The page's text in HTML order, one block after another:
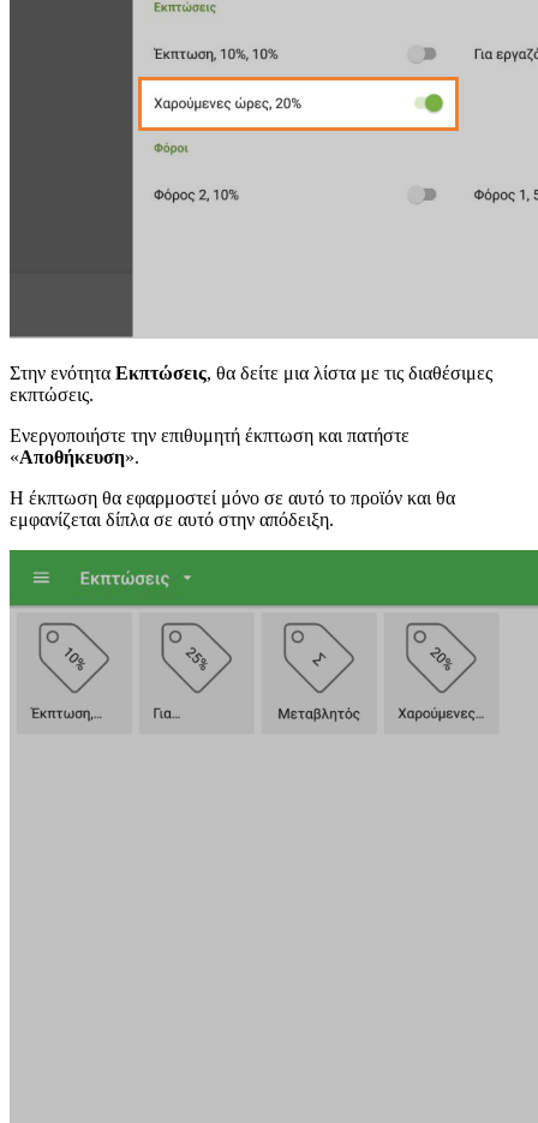
Στην ενότητα Εκπτώσεις, θα δείτε μια λίστα με τις διαθέσιμες
εκπτώσεις.
Ενεργοποιήστε την επιθυμητή έκπτωση και πατήστε
«Αποθήκευση».
Η έκπτωση θα εφαρμοστεί μόνο σε αυτό το προϊόν και θα
εμφανίζεται δίπλα σε αυτό στην απόδειξη.